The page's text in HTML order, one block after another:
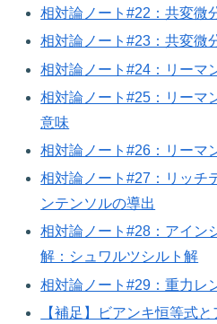
相対論ノート#22：共変微
相対論ノート#23：共変微
相対論ノート#24：リーマ
相対論ノート#25：リーマ
意味
相対論ノート#26：リーマ
相対論ノート#27：リッチ
ンテンソルの導出
相対論ノート#28：アイン
解：シュワルツシルト解
相対論ノート#29：重力レ
【補足】ビアンキ恒等式